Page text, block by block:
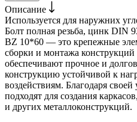
Описание
Используется для наружних
Болт полная резьба, цинк DIN
BZ 10*60 — это крепежные
сборки и монтажа
обеспечивают прочное и
конструкцию устойчивой к
воздействиям. Благодаря
подходят для создания
и других металлоконструкций.